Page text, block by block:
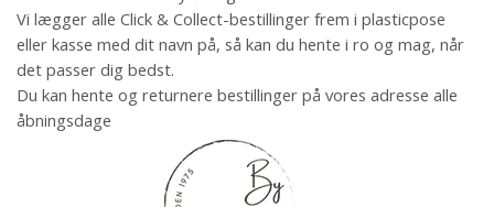
Vi lægger alle Click & Collect-bestillinger frem i plasticpose
eller kasse med dit navn på, så kan du hente i ro og mag, når
det passer dig bedst.
Du kan hente og returnere bestillinger på vores adresse alle
åbningsdage